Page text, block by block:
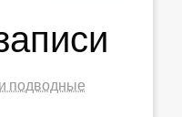
подводные